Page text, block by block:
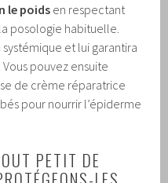
le poids en respectant
posologie habituelle.
et lui garantira
pouvez ensuite
de crème réparatrice
pour nourrir l’épiderme
PETIT DE